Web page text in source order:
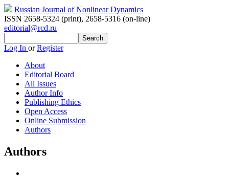
Russian Journal of Nonlinear Dynamics
ISSN 2658-5324 (print), 2658-5316 (on-line)
editorial@rcd.ru
Log In orRegister
About
Editorial Board
All Issues
Author Info
Publishing Ethics
Open Access
Online Submission
Authors
Authors